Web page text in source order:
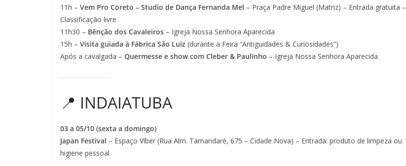
11h – Vem Pro Coreto – Studio de Dança Fernanda Mel – Praça Padre Miguel (Matriz) – Entrada gratuita –
Classificação livre
11h30 – Bênção dos Cavaleiros – Igreja Nossa Senhora Aparecida
15h – Visita guiada à Fábrica São Luiz (durante a Feira “Antiguidades & Curiosidades”)
Após a cavalgada – Quermesse e show com Cleber & Paulinho – Igreja Nossa Senhora Aparecida
📍 INDAIATUBA
03 a 05/10 (sexta a domingo)
Japan Festival – Espaço Víber (Rua Alm. Tamandaré, 675 – Cidade Nova) – Entrada: produto de limpeza ou
higiene pessoal